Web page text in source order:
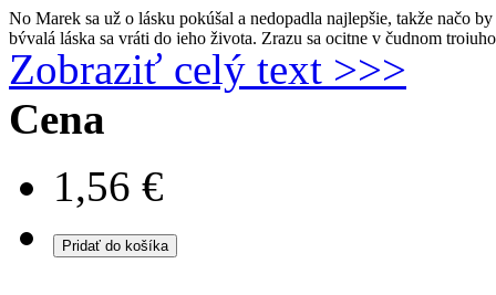
No Marek sa už o lásku pokúšal a nedopadla najlepšie, takže načo
bývalá láska sa vráti do jeho života. Zrazu sa ocitne v čudnom
životom playboya, aký si vybudoval. Vie, že by si mal niečo vybrať,
nebude trvalé, ale i napriek tomu sa ho pokúsi získať. Veď je ako
zamilovať. Ibaže to by Editu musela odstrániť z cesty a práve tá
uvedomila, že dôvody na rozchod neboli vôbec opodstatné.
Zobraziť celý text >>>
Cena
1,56 €